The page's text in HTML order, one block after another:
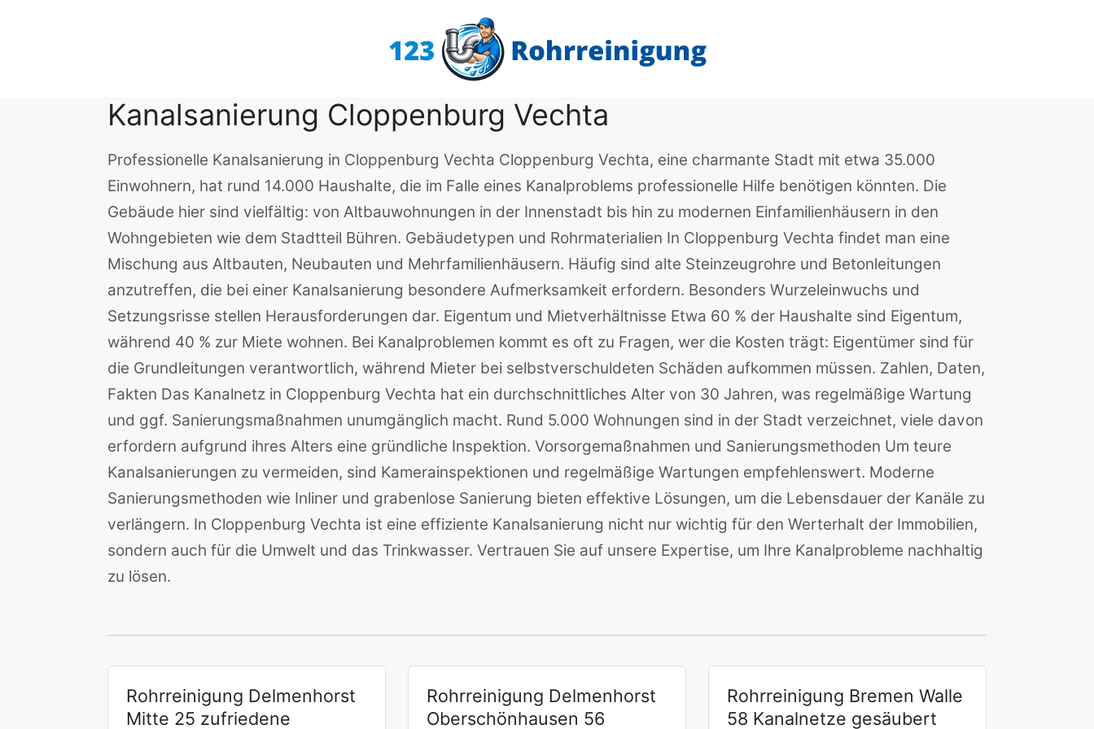
Kanalsanierung Cloppenburg Vechta
Professionelle Kanalsanierung in Cloppenburg Vechta Cloppenburg Vechta, eine charmante Stadt mit etwa 35.000
Einwohnern, hat rund 14.000 Haushalte, die im Falle eines Kanalproblems professionelle Hilfe benötigen könnten. Die
Gebäude hier sind vielfältig: von Altbauwohnungen in der Innenstadt bis hin zu modernen Einfamilienhäusern in den
Wohngebieten wie dem Stadtteil Bühren. Gebäudetypen und Rohrmaterialien In Cloppenburg Vechta findet man eine
Mischung aus Altbauten, Neubauten und Mehrfamilienhäusern. Häufig sind alte Steinzeugrohre und Betonleitungen
anzutreffen, die bei einer Kanalsanierung besondere Aufmerksamkeit erfordern. Besonders Wurzeleinwuchs und
Setzungsrisse stellen Herausforderungen dar. Eigentum und Mietverhältnisse Etwa 60 % der Haushalte sind Eigentum,
während 40 % zur Miete wohnen. Bei Kanalproblemen kommt es oft zu Fragen, wer die Kosten trägt: Eigentümer sind für
die Grundleitungen verantwortlich, während Mieter bei selbstverschuldeten Schäden aufkommen müssen. Zahlen, Daten,
Fakten Das Kanalnetz in Cloppenburg Vechta hat ein durchschnittliches Alter von 30 Jahren, was regelmäßige Wartung
und ggf. Sanierungsmaßnahmen unumgänglich macht. Rund 5.000 Wohnungen sind in der Stadt verzeichnet, viele davon
erfordern aufgrund ihres Alters eine gründliche Inspektion. Vorsorgemaßnahmen und Sanierungsmethoden Um teure
Kanalsanierungen zu vermeiden, sind Kamerainspektionen und regelmäßige Wartungen empfehlenswert. Moderne
Sanierungsmethoden wie Inliner und grabenlose Sanierung bieten effektive Lösungen, um die Lebensdauer der Kanäle zu
verlängern. In Cloppenburg Vechta ist eine effiziente Kanalsanierung nicht nur wichtig für den Werterhalt der Immobilien,
sondern auch für die Umwelt und das Trinkwasser. Vertrauen Sie auf unsere Expertise, um Ihre Kanalprobleme nachhaltig
zu lösen.
Rohrreinigung Delmenhorst
Mitte 25 zufriedene
Rohrreinigung Delmenhorst
Oberschönhausen 56
Rohrreinigung Bremen Walle
58 Kanalnetze gesäubert